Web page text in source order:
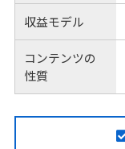
収益モデル
コンテンツの
性質